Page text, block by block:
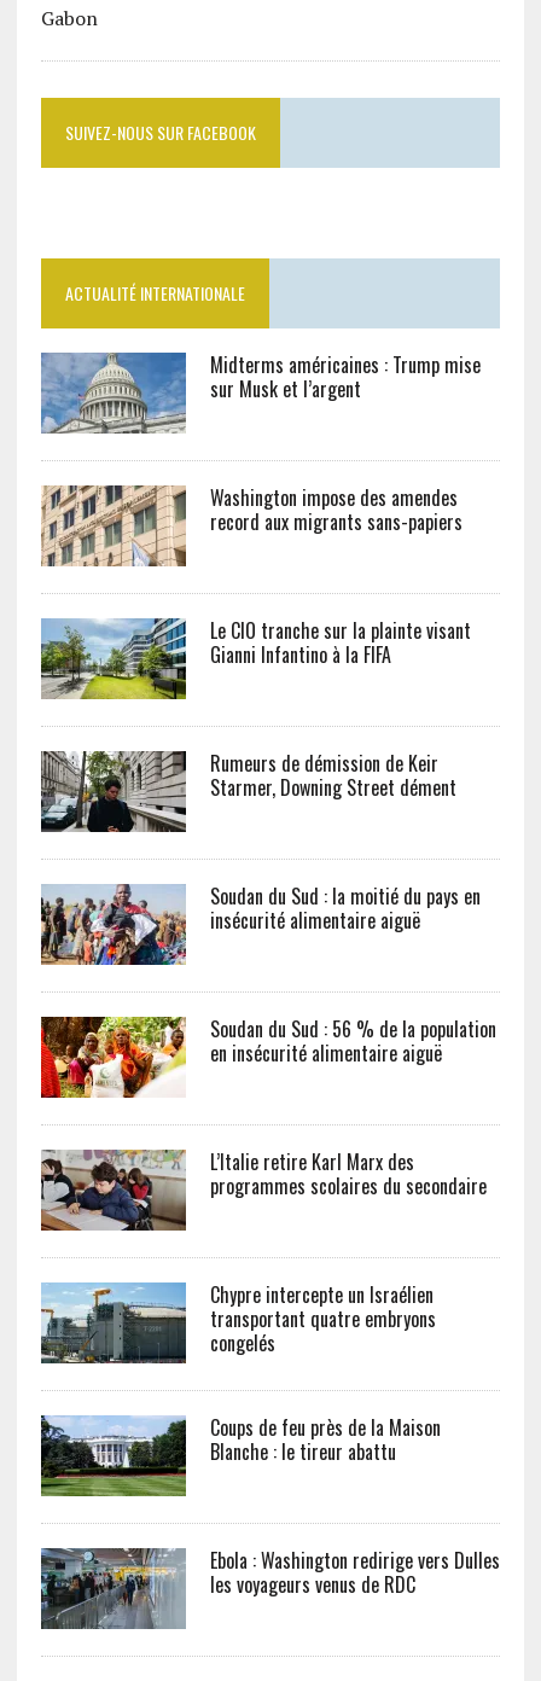
SUIVEZ-NOUS SUR FACEBOOK
ACTUALITÉ INTERNATIONALE
Midterms américaines : Trump mise
sur Musk et l’argent
Washington impose des amendes
record aux migrants sans-papiers
Le CIO tranche sur la plainte visant
Gianni Infantino à la FIFA
Rumeurs de démission de Keir
Starmer, Downing Street dément
Soudan du Sud : la moitié du pays en
insécurité alimentaire aiguë
Soudan du Sud : 56 % de la population
en insécurité alimentaire aiguë
L’Italie retire Karl Marx des
programmes scolaires du secondaire
Chypre intercepte un Israélien
transportant quatre embryons
congelés
Coups de feu près de la Maison
Blanche : le tireur abattu
Ebola : Washington redirige vers Dulles
les voyageurs venus de RDC